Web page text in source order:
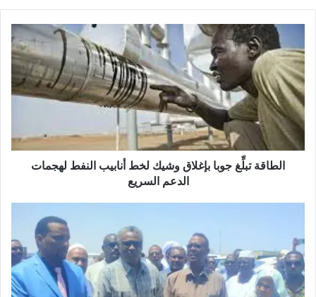
الطاقة تبلِّغ جوبا بإغلاق وشيك لخط أنابيب النفط لهجمات
الدعم السريع